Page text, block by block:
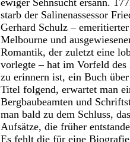
ewiger Sehnsucht ersann.
starb der Salinenassessor
Gerhard Schulz –
Melbourne und
Romantik, der zuletzt eine
vorlegte – hat im Vorfeld des
zu erinnern ist, ein Buch
Titel folgend, erwartet man
Bergbaubeamten und
man bald zu dem Schluss,
Aufsätze, die früher
Es fehlt die für eine